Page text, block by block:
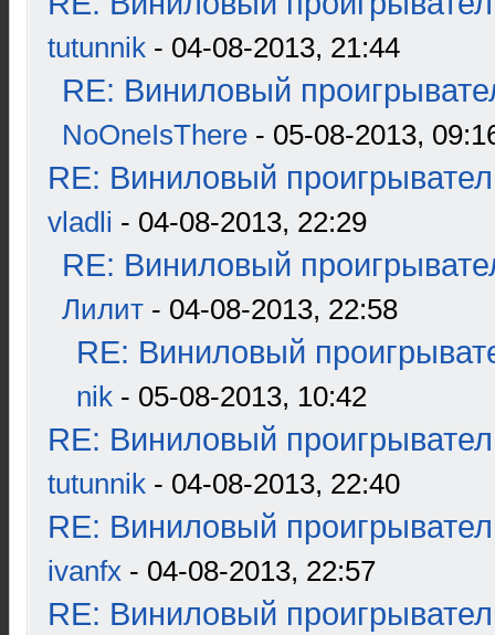
tutunnik - 04-08-2013, 21:44
RE: Виниловый
NoOneIsThere - 05-08-2013,
RE: Виниловый
vladli - 04-08-2013, 22:29
RE: Виниловый
Лилит - 04-08-2013, 22:58
RE: Виниловый
nik - 05-08-2013, 10:42
RE: Виниловый
tutunnik - 04-08-2013, 22:40
RE: Виниловый
ivanfx - 04-08-2013, 22:57
RE: Виниловый